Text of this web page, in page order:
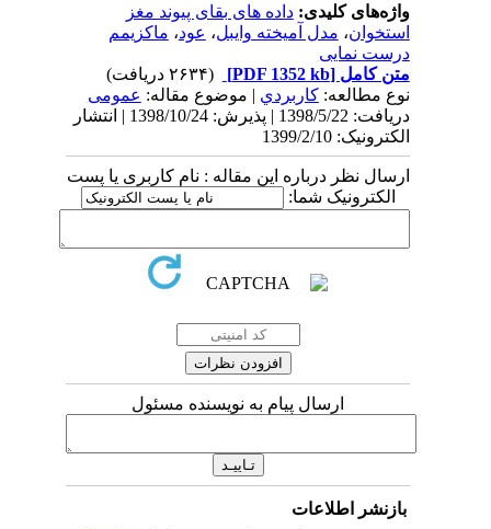
واژه‌های کلیدی:داده های بقای پیوند مغز
مدل آمیخته وایبل،عود، ماکزیمم
درست نمایی
[PDF 1352 kb]
(۲۶۳۴ دریافت)
نوع مطالعه:كاربردي| موضوع مقاله:عمومى
دریافت: 1398/5/22 | پذیرش: 1398/10/24 | انتشار
الکترونیک: 1399/2/10
ارسال نظر درباره این مقاله : نام کاربری یا پست
الکترونیک شما:
ارسال پیام به نویسنده مسئول
بازنشر اطلاعات